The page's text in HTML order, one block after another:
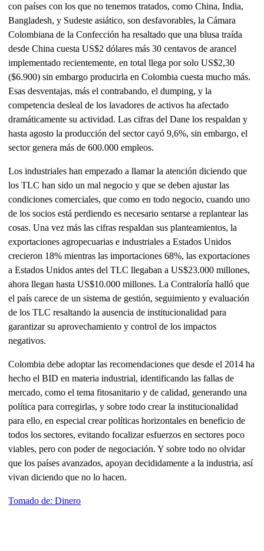
con países con los que no tenemos tratados, como China, India,
Bangladesh, y Sudeste asiático, son desfavorables, la Cámara
Colombiana de la Confección ha resaltado que una blusa traída
desde China cuesta US$2 dólares más 30 centavos de arancel
implementado recientemente, en total llega por solo US$2,30
($6.900) sin embargo producirla en Colombia cuesta mucho más.
Esas desventajas, más el contrabando, el dumping, y la
competencia desleal de los lavadores de activos ha afectado
dramáticamente su actividad. Las cifras del Dane los respaldan y
hasta agosto la producción del sector cayó 9,6%, sin embargo, el
sector genera más de 600.000 empleos.
Los industriales han empezado a llamar la atención diciendo que
los TLC han sido un mal negocio y que se deben ajustar las
condiciones comerciales, que como en todo negocio, cuando uno
de los socios está perdiendo es necesario sentarse a replantear las
cosas. Una vez más las cifras respaldan sus planteamientos, la
exportaciones agropecuarias e industriales a Estados Unidos
crecieron 18% mientras las importaciones 68%, las exportaciones
a Estados Unidos antes del TLC llegaban a US$23.000 millones,
ahora llegan hasta US$10.000 millones. La Contraloría halló que
el país carece de un sistema de gestión, seguimiento y evaluación
de los TLC resaltando la ausencia de institucionalidad para
garantizar su aprovechamiento y control de los impactos
negativos.
Colombia debe adoptar las recomendaciones que desde el 2014 ha
hecho el BID en materia industrial, identificando las fallas de
mercado, como el tema fitosanitario y de calidad, generando una
política para corregirlas, y sobre todo crear la institucionalidad
para ello, en especial crear políticas horizontales en beneficio de
todos los sectores, evitando focalizar esfuerzos en sectores poco
viables, pero con poder de negociación. Y sobre todo no olvidar
que los países avanzados, apoyan decididamente a la industria, así
vivan diciendo que no lo hacen.
Tomado de: Dinero